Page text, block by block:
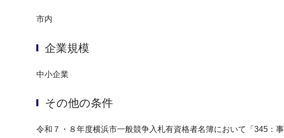
市内
企業規模
中小企業
その他の条件
令和７・８年度横浜市一般競争入札有資格者名簿において「345：